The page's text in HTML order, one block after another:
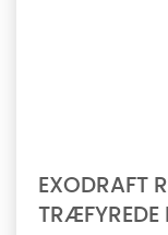
EXODRAFT
TRÆFYREDE